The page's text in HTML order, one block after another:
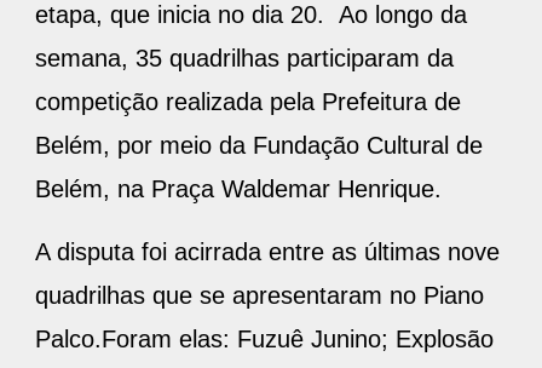
etapa, que inicia no dia 20. Ao longo da
semana, 35 quadrilhas participaram da
competição realizada pela Prefeitura de
Belém, por meio da Fundação Cultural de
Belém, na Praça Waldemar Henrique.
A disputa foi acirrada entre as últimas nove
quadrilhas que se apresentaram no Piano
Palco.Foram elas: Fuzuê Junino; Explosão